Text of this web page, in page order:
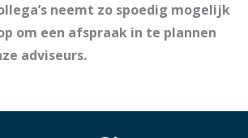
neemt zo spoedig mogelijk
om een afspraak in te plannen
adviseurs.